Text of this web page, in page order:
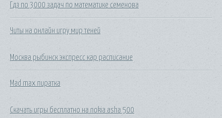
Гдз по 3000 задач по математике семенова
Читы на онлайн игру мир теней
Москва рыбинск экспресс кар расписание
Mad max пиратка
Скачать игры бесплатно на nokia asha 500